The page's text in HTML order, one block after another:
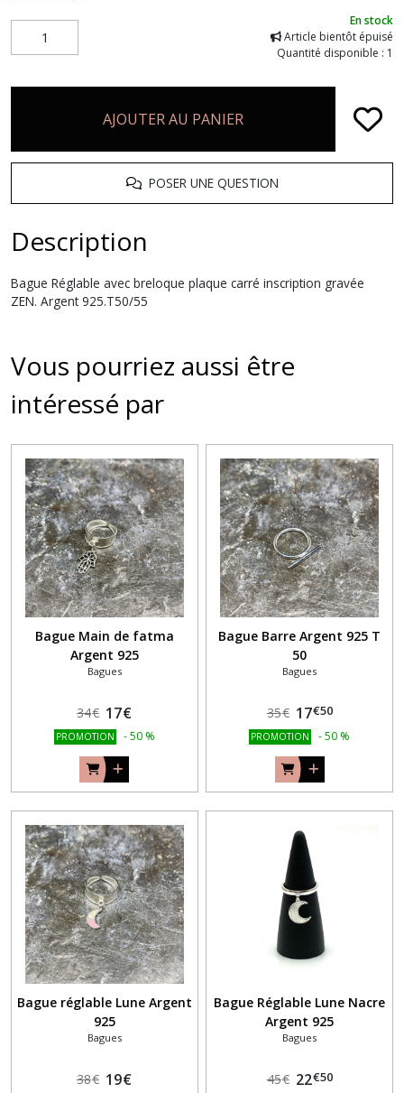
En stock
Article bientôt épuisé
Quantité disponible : 1
AJOUTER AU PANIER
POSER UNE QUESTION
Description
Bague Réglable avec breloque plaque carré inscription gravée
ZEN. Argent 925.T50/55
Vous pourriez aussi être
intéressé par
Bague Main de fatma
Argent 925
Bagues
34€ 17€
PROMOTION -50 %
Bague Barre Argent 925 T
50
Bagues
35€ 17€50
PROMOTION -50 %
Bague réglable Lune Argent
925
Bagues
38€ 19€
Bague Réglable Lune Nacre
Argent 925
Bagues
45€ 22€50